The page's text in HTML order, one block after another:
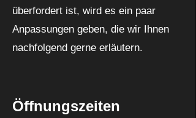
überfordert ist, wird es ein paar
Anpassungen geben, die wir Ihnen
nachfolgend gerne erläutern.
Öffnungszeiten